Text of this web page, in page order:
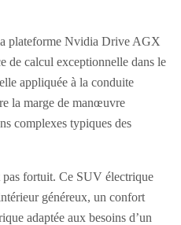
plateforme Nvidia Drive AGX
de calcul exceptionnelle dans le
appliquée à la conduite
la marge de manœuvre
complexes typiques des
fortuit. Ce SUV électrique
généreux, un confort
adaptée aux besoins d’un